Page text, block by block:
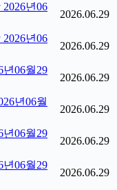
년06
2026.06.29
년06
2026.06.29
06월29
2026.06.29
년06월
2026.06.29
06월29
2026.06.29
06월29
2026.06.29